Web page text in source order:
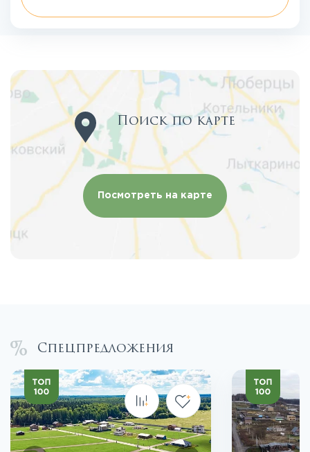
Поиск по карте
Посмотреть на карте
Спецпредложения